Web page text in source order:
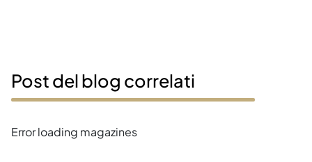
Post del blog correlati
Error loading magazines